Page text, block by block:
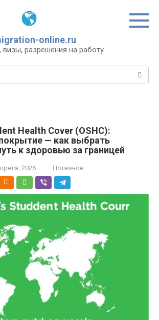
online.ru
разрешения на работу
Health Cover (OSHC):
— как выбрать
к здоровью за границей
2026 Полезное